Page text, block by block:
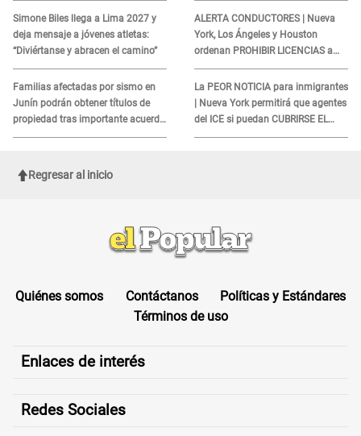
Simone Biles llega a Lima 2027 y
deja mensaje a jóvenes atletas:
“Diviértanse y abracen el camino”
Familias afectadas por sismo en
Junín podrán obtener títulos de
propiedad tras importante acuerdo
de Cofopri
ALERTA CONDUCTORES | Nueva
York, Los Ángeles y Houston
ordenan PROHIBIR LICENCIAS a
quienes no presenten ESTE
DOCUMENTO
La PEOR NOTICIA para inmigrantes
| Nueva York permitirá que agentes
del ICE si puedan CUBRIRSE EL
ROSTRO
Regresar al inicio
Quiénes somos Contáctanos
Políticas y Estándares
Términos de uso
Enlaces de interés
Redes Sociales